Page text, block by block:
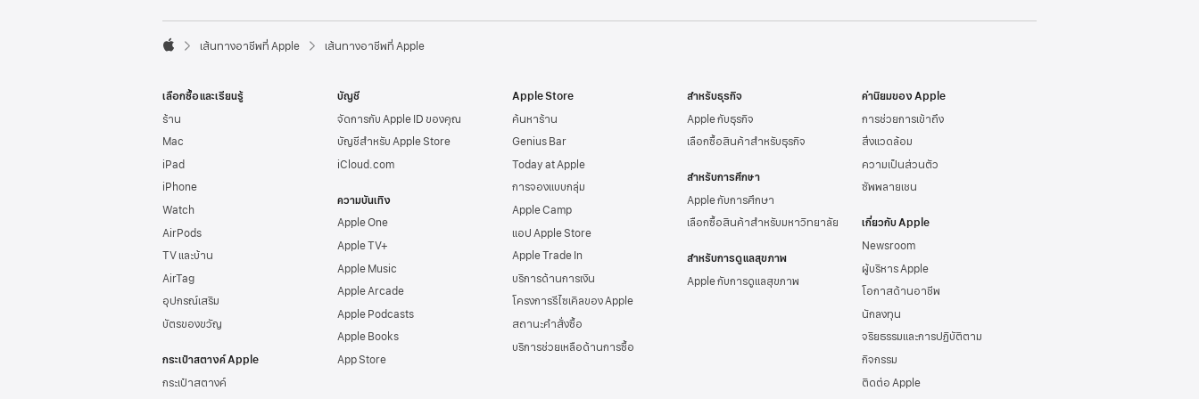
e
o
e
r

p
l
e
เส้นทางอาชีพที่ Apple เส้นทางอาชีพที่ Apple
เลือกซื้อและเรียนรู้
ร้าน
Mac
iPad
iPhone
Watch
AirPods
TV และบ้าน
AirTag
อุปกรณ์เสริม
บัตรของขวัญ
กระเป๋าสตางค์ Apple
กระเป๋าสตางค์
บัญชี
จัดการกับ Apple IDของคุณ
บัญชีสำหรับ Apple Store
iCloud.com
ความบันเทิง
Apple One
Apple TV+
Apple Music
Apple Arcade
Apple Podcasts
Apple Books
App Store
Apple Store
ค้นหาร้าน
Genius Bar
Today at Apple
การจองแบบกลุ่ม
Apple Camp
แอป Apple Store
Apple Trade In
บริการด้านการเงิน
โครงการรีไซเคิลของ Apple
สถานะคำสั่งซื้อ
บริการช่วยเหลือด้านการซื้อ
สำหรับธุรกิจ
Apple กับธุรกิจ
เลือกซื้อสินค้าสำหรับธุรกิจ
สำหรับการศึกษา
Apple กับการศึกษา
เลือกซื้อสินค้าสำหรับมหาวิทยาลัย
สำหรับการดูแลสุขภาพ
Apple กับการดูแลสุขภาพ
ค่านิยมของ Apple
การช่วยการเข้าถึง
สิ่งแวดล้อม
ความเป็นส่วนตัว
ซัพพลายเชน
เกี่ยวกับ Apple
Newsroom
ผู้บริหาร Apple
โอกาสด้านอาชีพ
นักลงทุน
จริยธรรมและการปฏิบัติตาม
กิจกรรม
ติดต่อ Apple